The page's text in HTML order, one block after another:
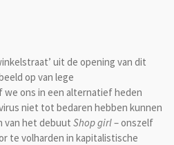
uit de opening van dit
op van lege
we ons in een alternatief heden
niet tot bedaren hebben kunnen
van het debuut Shop girl– onszelf
te volharden in kapitalistische